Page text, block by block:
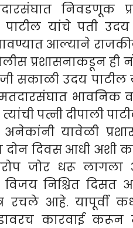
निवडणूक
पाटील यांचे पती
आल्याने
प्रशासनाकडून
सकाळी उदय पाटील
भावनिक
पत्नी दीपाली
यावेळी
दोन दिवस आधी अशी
जोर धरू लागला
विजय निश्चित
रचले आहे. यापूर्वी
कारवाई